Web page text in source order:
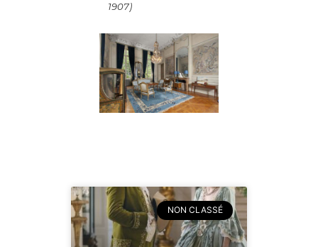
1907)
NON CLASSÉ